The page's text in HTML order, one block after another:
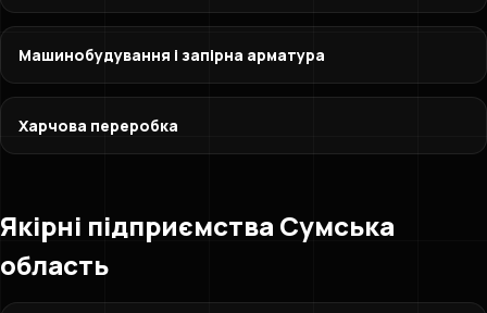
Машинобудування і запірна арматура
Харчова переробка
Якірні підприємства Сумська
область